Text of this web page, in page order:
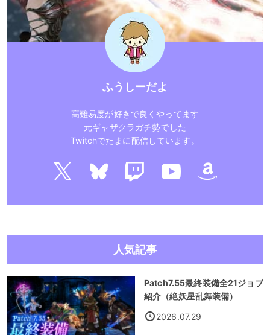
ふうしーだよ
高難易度が好きで良くやってます
元ギャザクラガチ勢でした
Twitchでたまに配信しています。
人気記事
Patch7.55最終装備全21ジョブ
紹介（絶妖星乱舞装備）
2026.07.29